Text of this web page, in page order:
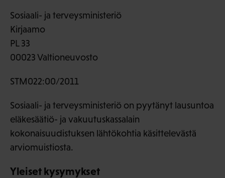
Sosiaali- ja terveysministeriö
Kirjaamo
PL 33
00023 Valtioneuvosto
STM022:00/2011
Sosiaali- ja terveysministeriö on pyytänyt lausuntoa
eläkesäätiö- ja vakuutuskassalain
kokonaisuudistuksen lähtökohtia käsittelevästä
arviomuistiosta.
Yleiset kysymykset